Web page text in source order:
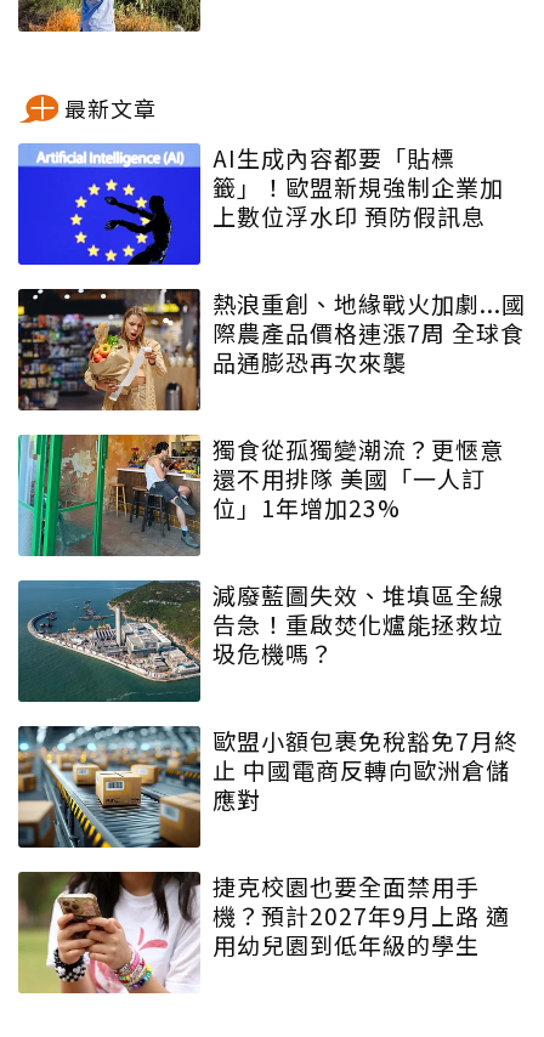
最新文章
AI生成內容都要「貼標
籤」！歐盟新規強制企業加
上數位浮水印 預防假訊息
熱浪重創、地緣戰火加劇...國
際農產品價格連漲7周 全球食
品通膨恐再次來襲
獨食從孤獨變潮流？更愜意
還不用排隊 美國「一人訂
位」1年增加23%
減廢藍圖失效、堆填區全線
告急！重啟焚化爐能拯救垃
圾危機嗎？
歐盟小額包裹免稅豁免7月終
止 中國電商反轉向歐洲倉儲
應對
捷克校園也要全面禁用手
機？預計2027年9月上路 適
用幼兒園到低年級的學生